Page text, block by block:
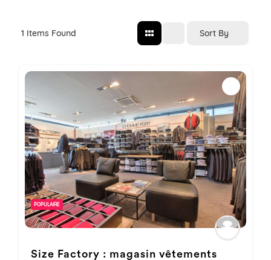
1 Items Found Sort By
POPULAIRE
Size Factory : magasin vêtements